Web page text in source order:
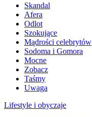
Skandal
Afera
Odlot
Szokujące
Mądrości celebrytów
Sodoma i Gomora
Mocne
Zobacz
Taśmy
Uwaga
Lifestyle i obyczaje